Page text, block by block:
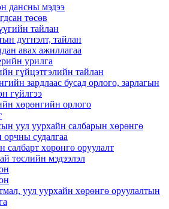
дансны мэдээ
төсөв
тайлан
дүгнэлт, тайлан
авах ажиллагаа
урилга
гүйцэтгэлийн тайлан
зардлаас бусад орлого, зарлагын
гүйлгээ
хөрөнгийн орлого
уул уурхайн салбарын хөрөнгө
орчны судалгаа
салбарт хөрөнгө оруулалт
төслийн мэдээлэл
уул уурхайн хөрөнгө оруулалтын